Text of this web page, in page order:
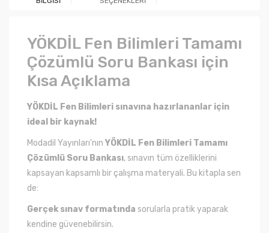
YÖKDİL Fen Bilimleri Tamamı
Çözümlü Soru Bankası için
Kısa Açıklama
YÖKDİL Fen Bilimleri sınavına hazırlananlar için
ideal bir kaynak!
Modadil Yayınları'nın YÖKDİL Fen Bilimleri Tamamı
Çözümlü Soru Bankası, sınavın tüm özelliklerini
kapsayan kapsamlı bir çalışma materyali. Bu kitapla sen
de:
Gerçek sınav formatında sorularla pratik yaparak
kendine güvenebilirsin.